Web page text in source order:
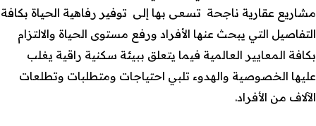
مشاريع عقارية ناجحة تسعى بها إلى توفير رفاهية الحياة بكافة
التفاصيل التي يبحث عنها الأفراد ورفع مستوى الحياة والالتزام
بكافة المعايير العالمية فيما يتعلق ببيئة سكنية راقية يغلب
عليها الخصوصية والهدوء تلبي احتياجات ومتطلبات وتطلعات
الآلاف من الأفراد.